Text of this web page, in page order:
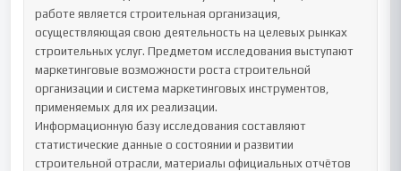
работе является строительная организация,
осуществляющая свою деятельность на целевых рынках
строительных услуг. Предметом исследования выступают
маркетинговые возможности роста строительной
организации и система маркетинговых инструментов,
применяемых для их реализации.
Информационную базу исследования составляют
статистические данные о состоянии и развитии
строительной отрасли, материалы официальных отчётов